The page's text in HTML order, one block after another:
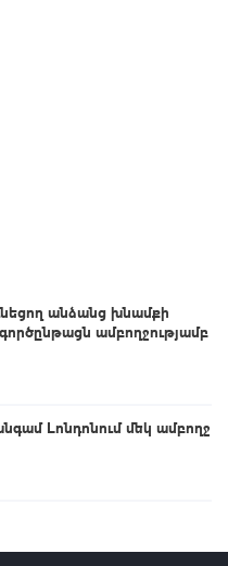
անձանց խնամքի
ամբողջությամբ
Լոնդոնում մեկ ամբողջ